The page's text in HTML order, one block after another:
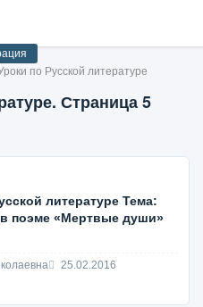
по Русской литературе
Страница 5
литературе Тема:
поэме «Мертвые души»
25.02.2016